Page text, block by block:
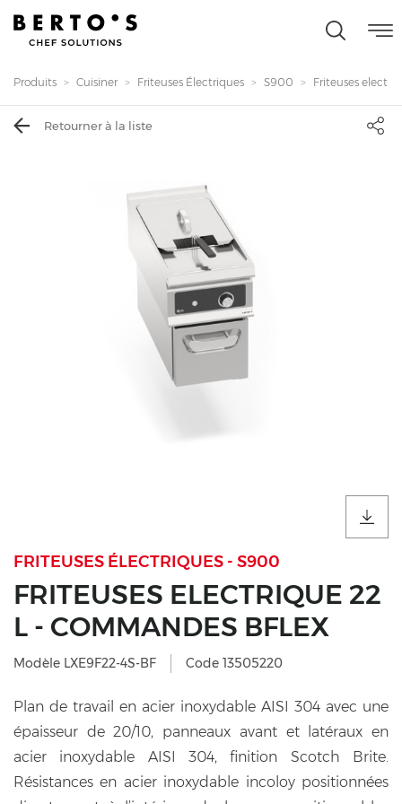
Produits Cuisiner Friteuses Électriques S900 Friteuses
Retourner à la liste
FRITEUSES ÉLECTRIQUES - S900
FRITEUSES ELECTRIQUE 22
L - COMMANDES BFLEX
Modèle LXE9F22-4S-BF Code 13505220
Plan de travail en acier inoxydable AISI 304 avec une
épaisseur de 20/10, panneaux avant et latéraux en
acier inoxydable AISI 304, finition Scotch Brite.
Résistances en acier inoxydable incoloy positionnées